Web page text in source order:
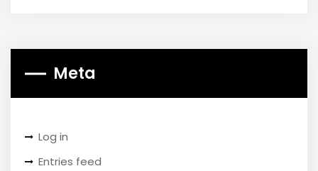
Meta
Log in
Entries feed